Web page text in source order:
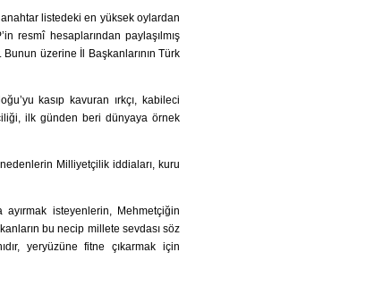
listedeki en yüksek oylardan
resmî hesaplarından paylaşılmış
üzerine İl Başkanlarının Türk
kasıp kavuran ırkçı, kabileci
ilk günden beri dünyaya örnek
Milliyetçilik iddiaları, kuru
isteyenlerin, Mehmetçiğin
bu necip millete sevdası söz
yeryüzüne fitne çıkarmak için